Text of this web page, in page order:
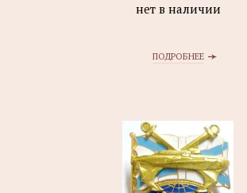
нет в наличии
ПОДРОБНЕЕ